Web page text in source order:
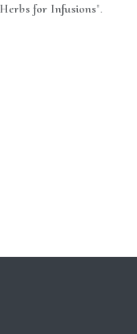
Herbs for Infusions".